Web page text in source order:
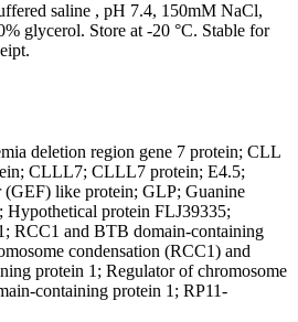
saline , pH 7.4, 150mM NaCl,
glycerol. Store at -20 °C. Stable for
deletion region gene 7 protein; CLL
CLLL7; CLLL7 protein; E4.5;
(GEF) like protein; GLP; Guanine
Hypothetical protein FLJ39335;
RCC1 and BTB domain-containing
condensation (RCC1) and
protein 1; Regulator of chromosome
containing protein 1; RP11-